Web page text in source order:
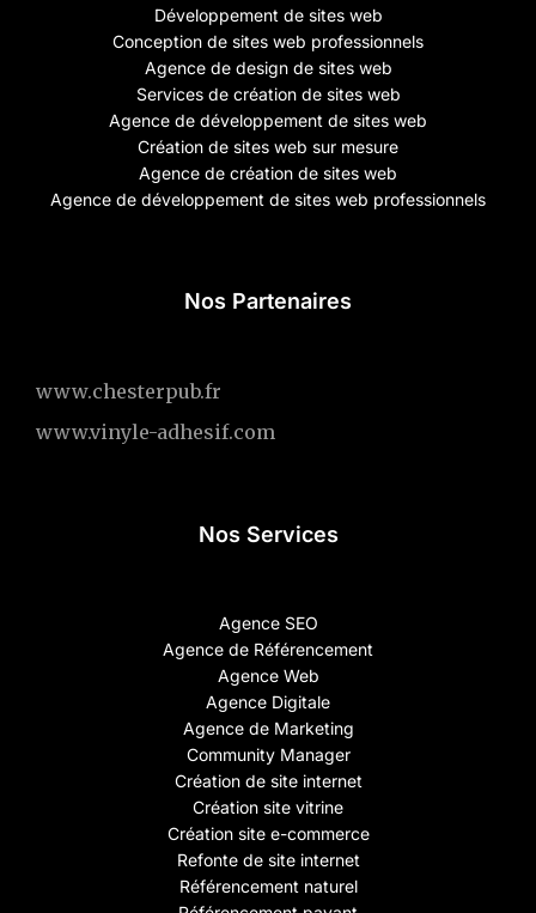
Développement de sites web
Conception de sites web professionnels
Agence de design de sites web
Services de création de sites web
Agence de développement de sites web
Création de sites web sur mesure
Agence de création de sites web
Agence de développement de sites web professionnels
Nos Partenaires
www.chesterpub.fr
www.vinyle-adhesif.com
Nos Services
Agence SEO
Agence de Référencement
Agence Web
Agence Digitale
Agence de Marketing
Community Manager
Création de site internet
Création site vitrine
Création site e-commerce
Refonte de site internet
Référencement naturel